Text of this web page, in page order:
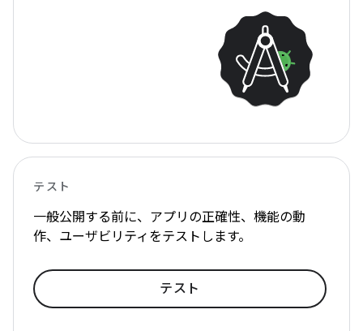
テスト
一般公開する前に、アプリの正確性、機能の動
作、ユーザビリティをテストします。
テスト